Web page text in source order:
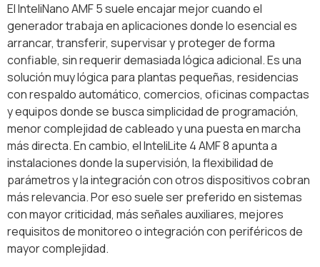
El InteliNano AMF 5 suele encajar mejor cuando el
generador trabaja en aplicaciones donde lo esencial es
arrancar, transferir, supervisar y proteger de forma
confiable, sin requerir demasiada lógica adicional. Es una
solución muy lógica para plantas pequeñas, residencias
con respaldo automático, comercios, oficinas compactas
y equipos donde se busca simplicidad de programación,
menor complejidad de cableado y una puesta en marcha
más directa. En cambio, el InteliLite 4 AMF 8 apunta a
instalaciones donde la supervisión, la flexibilidad de
parámetros y la integración con otros dispositivos cobran
más relevancia. Por eso suele ser preferido en sistemas
con mayor criticidad, más señales auxiliares, mejores
requisitos de monitoreo o integración con periféricos de
mayor complejidad.